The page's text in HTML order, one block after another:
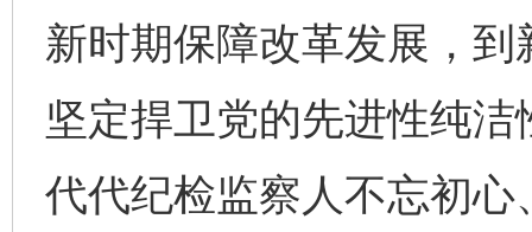
新时期保障改革发展，
坚定捍卫党的先进性纯
代代纪检监察人不忘初
东山县通报“牛蛙产品抗生素超标问题”